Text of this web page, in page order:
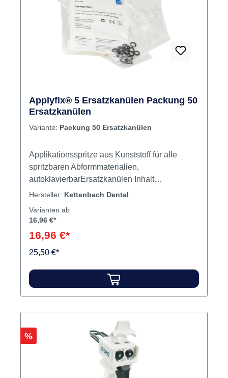
Applyfix® 5 Ersatzkanülen Packung 50
Ersatzkanülen
Variante: Packung 50 Ersatzkanülen
Applikationsspritze aus Kunststoff für alle
spritzbaren Abformmaterialien,
autoklavierbarErsatzkanülen Inhalt
Ersatzkanülen
Hersteller: Kettenbach Dental
Varianten ab
16,96 €*
16,96 €*
25,50 €*
Rabatt
%